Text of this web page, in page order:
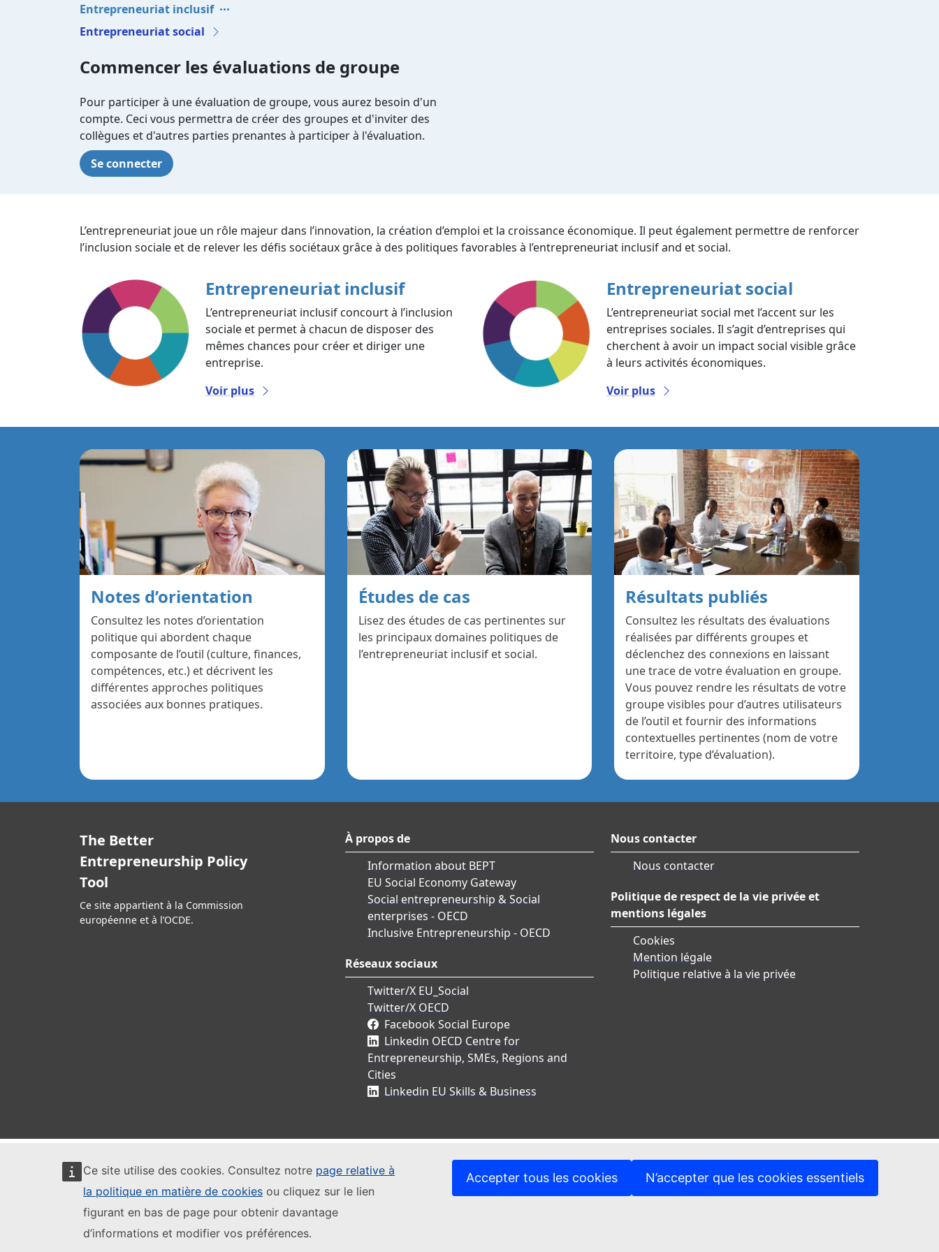
Ce site utilise des cookies. Consultez notre page relative à
la politique en matière de cookies ou cliquez sur le lien
figurant en bas de page pour obtenir davantage
d’informations et modifier vos préférences.
Accepter tous les cookies N’accepter que les cookies essentiels
Entrepreneuriat inclusif
Entrepreneuriat social
Commencer les évaluations de groupe
Pour participer à une évaluation de groupe, vous aurez besoin d'un
compte. Ceci vous permettra de créer des groupes et d'inviter des
collègues et d'autres parties prenantes à participer à l'évaluation.
Se connecter
L’entrepreneuriat joue un rôle majeur dans l’innovation, la création d’emploi et la croissance économique. Il peut également permettre de renforcer
l’inclusion sociale et de relever les défis sociétaux grâce à des politiques favorables à l’entrepreneuriat inclusif and et social.
Entrepreneuriat inclusif
L’entrepreneuriat inclusif concourt à l’inclusion
sociale et permet à chacun de disposer des
mêmes chances pour créer et diriger une
entreprise.
Voir plus
Entrepreneuriat social
L’entrepreneuriat social met l’accent sur les
entreprises sociales. Il s’agit d’entreprises qui
cherchent à avoir un impact social visible grâce
à leurs activités économiques.
Voir plus
Notes d’orientation
Consultez les notes d’orientation
politique qui abordent chaque
composante de l’outil (culture, finances,
compétences, etc.) et décrivent les
différentes approches politiques
associées aux bonnes pratiques.
Études de cas
Lisez des études de cas pertinentes sur
les principaux domaines politiques de
l’entrepreneuriat inclusif et social.
Résultats publiés
Consultez les résultats des évaluations
réalisées par différents groupes et
déclenchez des connexions en laissant
une trace de votre évaluation en groupe.
Vous pouvez rendre les résultats de votre
groupe visibles pour d’autres utilisateurs
de l’outil et fournir des informations
contextuelles pertinentes (nom de votre
territoire, type d’évaluation).
The Better
Entrepreneurship Policy
Tool
Ce site appartient à la Commission
européenne et à l’OCDE.
À propos de
Information about BEPT
EU Social Economy Gateway
Social entrepreneurship & Social
enterprises - OECD
Inclusive Entrepreneurship - OECD
Réseaux sociaux
Twitter/X EU_Social
Twitter/X OECD
Facebook Social Europe
Linkedin OECD Centre for
Entrepreneurship, SMEs, Regions and
Cities
Linkedin EU Skills & Business
Nous contacter
Nous contacter
Politique de respect de la vie privée et
mentions légales
Cookies
Mention légale
Politique relative à la vie privée